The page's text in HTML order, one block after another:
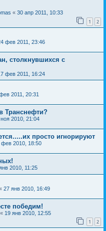
« 30 апр 2011, 10:33
1 2
фев 2011, 23:46
столкнувшихся с
фев 2011, 16:24
2011, 20:31
Транснефти?
2010, 21:04
просто игнорируют
фев 2010, 18:50
2010, 11:25
27 янв 2010, 16:49
победим!
« 19 янв 2010, 12:55
1 2